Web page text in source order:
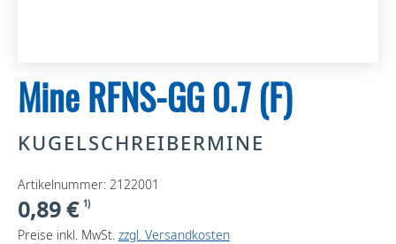
Mine RFNS-GG 0.7 (F)
KUGELSCHREIBERMINE
Artikelnummer: 2122001
0,89 € 1)
Preise inkl. MwSt. zzgl. Versandkosten